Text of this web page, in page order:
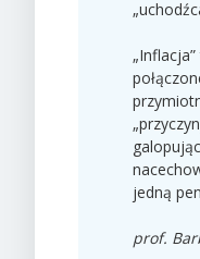
„
jedną
prof.